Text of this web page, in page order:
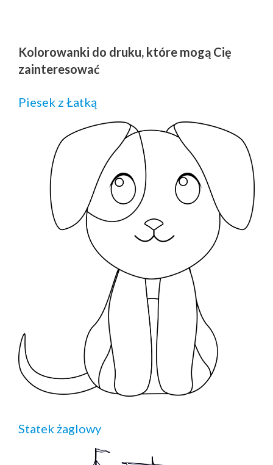
Kolorowanki do druku, które mogą Cię
zainteresować
Piesek z Łatką
Statek żaglowy